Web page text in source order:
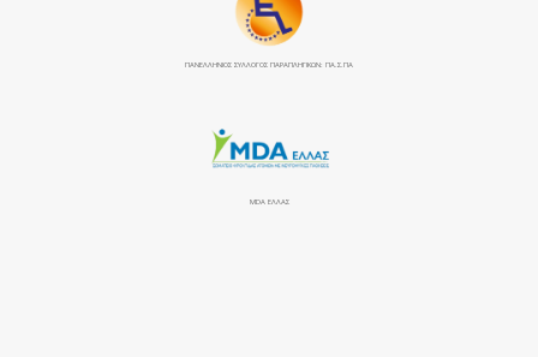
ΠΑΝΕΛΛΉΝΙΟΣ ΣΎΛΛΟΓΟΣ ΠΑΡΑΠΛΗΓΙΚΏΝ: ΠΑ.Σ.ΠΑ
MDA ΕΛΛΑΣ